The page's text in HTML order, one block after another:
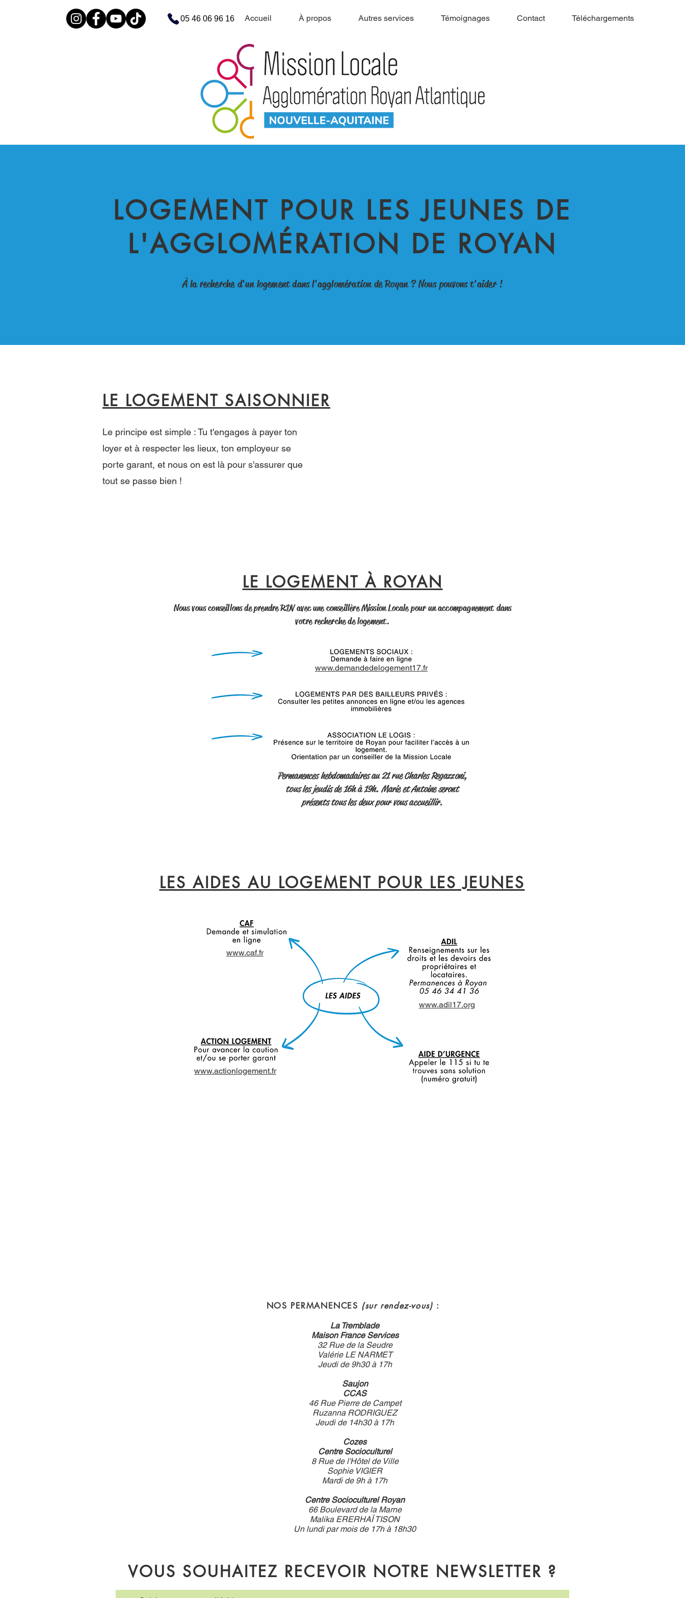
05 46 06 96 16 Accueil À propos Autres services Témoignages Contact Téléchargements
LOGEMENT POUR LES JEUNES DE
L'AGGLOMÉRATION DE ROYAN
À la recherche d'un logement dans l'agglomération de Royan ? Nous pouvons t'aider !
LE LOGEMENT SAISONNIER
Le principe est simple : Tu t'engages à payer ton
loyer et à respecter les lieux, ton employeur se
porte garant, et nous on est là pour s'assurer que
tout se passe bien !
LE LOGEMENT À ROYAN
Nous vous conseillons de prendre RDV avec une conseillère Mission Locale pour un accompagnement dans
votre recherche de logement.
www.demandedelogement17.fr
Permanences hebdomadaires au 21 rue Charles Regazzoni,
tous les jeudis de 16h à 19h. Marie et Antoine seront
présents tous les deux pour vous accueillir.
LES AIDES AU LOGEMENT POUR LES JEUNES
www.caf.fr
www.actionlogement.fr
www.adil17.org
NOS PERMANENCES (sur rendez-vous) :
La Tremblade
Maison France Services
32 Rue de la Seudre
Valérie LE NARMET
Jeudi de 9h30 à 17h
Saujon
CCAS
46 Rue Pierre de Campet
Ruzanna RODRIGUEZ
Jeudi de 14h30 à 17h
Cozes
Centre Socioculturel
8 Rue de l'Hôtel de Ville
Sophie VIGIER
Mardi de 9h à 17h
Centre Socioculturel Royan
66 Boulevard de la Marne
Malika ERERHAÏ TISON
Un lundi par mois de 17h à 18h30
VOUS SOUHAITEZ RECEVOIR NOTRE NEWSLETTER ?